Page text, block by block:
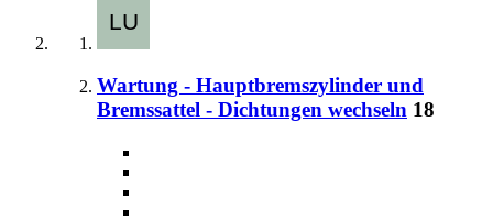
Wartung - Hauptbremszylinder und
Bremssattel - Dichtungen wechseln 18